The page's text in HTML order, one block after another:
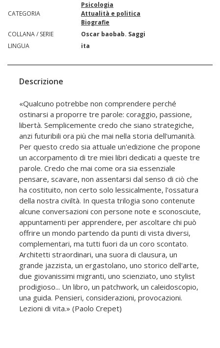
CATEGORIA
Psicologia
Attualità e politica
Biografie
COLLANA / SERIE
Oscar baobab. Saggi
LINGUA
ita
Descrizione
«Qualcuno potrebbe non comprendere perché
ostinarsi a proporre tre parole: coraggio, passione,
libertà. Semplicemente credo che siano strategiche,
anzi futuribili ora più che mai nella storia dell'umanità.
Per questo credo sia attuale un'edizione che propone
un accorpamento di tre miei libri dedicati a queste tre
parole. Credo che mai come ora sia essenziale
pensare, scavare, non assentarsi dal senso di ciò che
ha costituito, non certo solo lessicalmente, l'ossatura
della nostra civiltà. In questa trilogia sono contenute
alcune conversazioni con persone note e sconosciute,
appuntamenti per apprendere, per ascoltare chi può
offrire un mondo partendo da punti di vista diversi,
complementari, ma tutti fuori da un coro scontato.
Architetti straordinari, una suora di clausura, un
grande jazzista, un ergastolano, uno storico dell'arte,
due giovanissimi migranti, uno scienziato, uno stylist
prodigioso... Un libro, un patchwork, un caleidoscopio,
una guida. Pensieri, considerazioni, provocazioni.
Lezioni di vita.» (Paolo Crepet)